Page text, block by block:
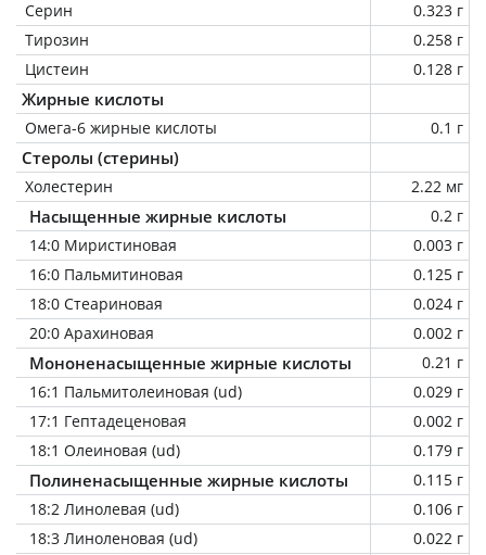
Серин
0.323 г
Тирозин
0.258 г
Цистеин
0.128 г
Жирные кислоты
Омега-6 жирные кислоты 0.1 г
Стеролы (стерины)
Холестерин 2.22 мг
Насыщенные жирные кислоты
0.2 г
14:0 Миристиновая
0.003 г
16:0 Пальмитиновая
0.125 г
18:0 Стеариновая
0.024 г
20:0 Арахиновая
0.002 г
Мононенасыщенные жирные кислоты
0.21 г
16:1 Пальмитолеиновая (ud)
0.029 г
17:1 Гептадеценовая
0.002 г
18:1 Олеиновая (ud)
0.179 г
Полиненасыщенные жирные кислоты
0.115 г
18:2 Линолевая (ud)
0.106 г
18:3 Линоленовая (ud)
0.022 г